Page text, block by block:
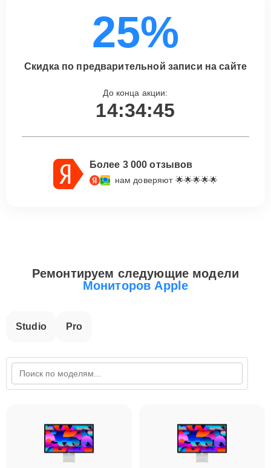
25%
Скидка по предварительной записи на сайте
До конца акции:
14:34:44
Более 3 000 отзывов
нам доверяют 🌟🌟🌟🌟🌟
Ремонтируем следующие модели
Мониторов Apple
Studio Pro